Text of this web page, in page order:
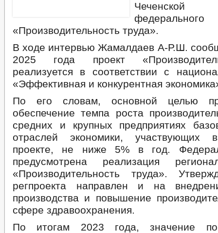
Чеченской
«Производительность труда».
В ходе интервью Жамалдаев А-Р.Ш.
2025 года проект
реализуется в соответствии с
«Эффективная и конкурентная
По его словам, основной целью
обеспечение темпа роста
средних и крупных предприятиях
отраслей экономики, участвующих
проекте, не ниже 5% в год.
предусмотрена реализация
«Производительность труда».
регпроекта направлен и на
производства и повышение
сфере здравоохранения.
По итогам 2023 года, значение